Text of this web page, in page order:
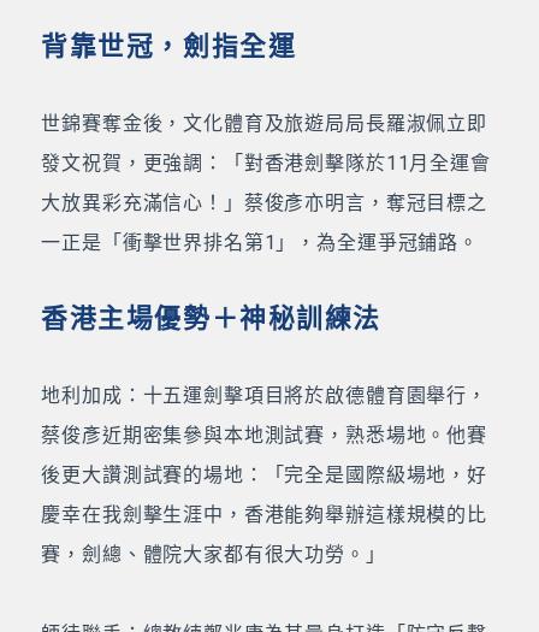
背靠世冠，劍指全運
世錦賽奪金後，文化體育及旅遊局局長羅淑佩立即
發文祝賀，更強調：「對香港劍擊隊於11月全運會
大放異彩充滿信心！」蔡俊彥亦明言，奪冠目標之
一正是「衝擊世界排名第1」，為全運爭冠鋪路。
香港主場優勢＋神秘訓練法
地利加成：十五運劍擊項目將於啟德體育園舉行，
蔡俊彥近期密集參與本地測試賽，熟悉場地。他賽
後更大讚測試賽的場地：「完全是國際級場地，好
慶幸在我劍擊生涯中，香港能夠舉辦這樣規模的比
賽，劍總、體院大家都有很大功勞。」